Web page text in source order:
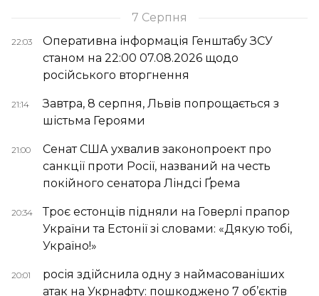
7 Серпня
22:03
Оперативна інформація Генштабу ЗСУ
станом на 22:00 07.08.2026 щодо
російського вторгнення
21:14
Завтра, 8 серпня, Львів попрощається з
шістьма Героями
21:00
Сенат США ухвалив законопроект про
санкції проти Росії, названий на честь
покійного сенатора Ліндсі Ґрема
20:34
Троє естонців підняли на Говерлі прапор
України та Естонії зі словами: «Дякую тобі,
Україно!»
20:01
росія здійснила одну з наймасованіших
атак на Укрнафту: пошкоджено 7 об’єктів